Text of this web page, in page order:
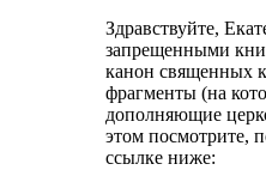
Здравствуйте,
запрещенными
канон священных
фрагменты (на
дополняющие
этом посмотрите,
ссылке ниже: